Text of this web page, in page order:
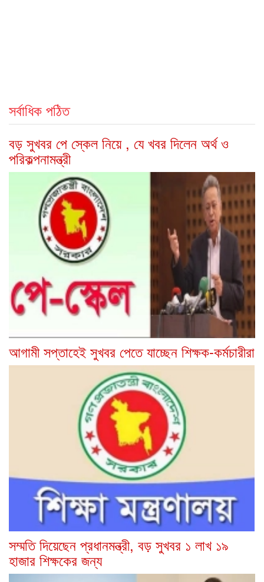
সর্বাধিক পঠিত
বড় সুখবর পে স্কেল নিয়ে , যে খবর দিলেন অর্থ ও
পরিকল্পনামন্ত্রী
আগামী সপ্তাহেই সুখবর পেতে যাচ্ছেন শিক্ষক-কর্মচারীরা
সম্মতি দিয়েছেন প্রধানমন্ত্রী, বড় সুখবর ১ লাখ ১৯
হাজার শিক্ষকের জন্য